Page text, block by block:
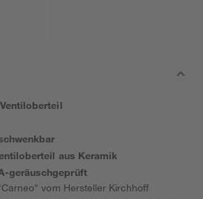
aus Keramik
geräuschgeprüft
vom Hersteller Kirchhoff